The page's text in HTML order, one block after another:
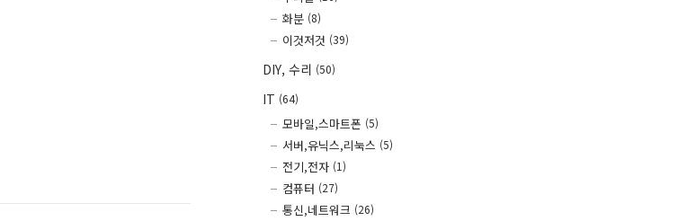
화분 (8)
이것저것 (39)
DIY, 수리 (50)
IT (64)
모바일,스마트폰 (5)
서버,유닉스,리눅스 (5)
전기,전자 (1)
컴퓨터 (27)
통신,네트워크 (26)